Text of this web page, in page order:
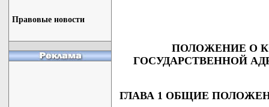
Правовые новости
ПОЛОЖЕНИЕ О
ГОСУДАРСТВЕННОЙ
ГЛАВА 1 ОБЩИЕ